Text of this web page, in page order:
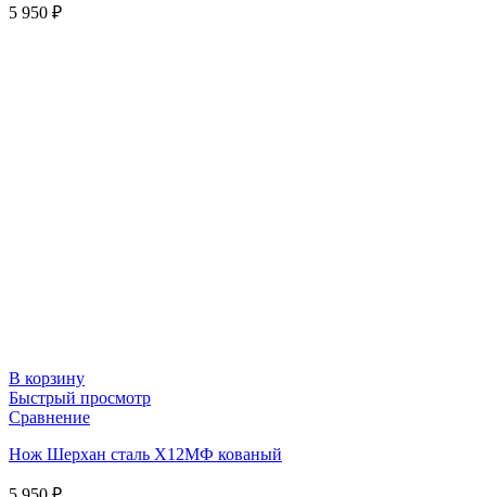
5 950 ₽
В корзину
Быстрый просмотр
Сравнение
Нож Шерхан сталь Х12МФ кованый